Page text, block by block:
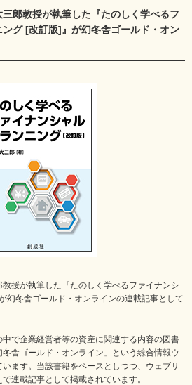
郎教授が執筆した『たのしく学べるフ
ング [改訂版]』が幻冬舎ゴールド・オン
授が執筆した『たのしく学べるファイナンシ
幻冬舎ゴールド・オンラインの連載記事として
で企業経営者等の資産に関連する内容の図書
舎ゴールド・オンライン」という総合情報ウ
ます。当該書籍をベースとしつつ、ウェブサ
連載記事として掲載されています。